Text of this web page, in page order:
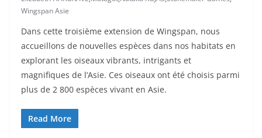
Wingspan Asie
Dans cette troisième extension de Wingspan, nous
accueillons de nouvelles espèces dans nos habitats en
explorant les oiseaux vibrants, intrigants et
magnifiques de l’Asie. Ces oiseaux ont été choisis parmi
plus de 2 800 espèces vivant en Asie.
Read More